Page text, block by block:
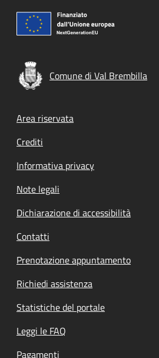
Comune di Val Brembilla
Footer menu
Area riservata
Crediti
Informativa privacy
Note legali
Dichiarazione di accessibilità
Contatti
Prenotazione appuntamento
Richiedi assistenza
Statistiche del portale
Leggi le FAQ
Pagamenti